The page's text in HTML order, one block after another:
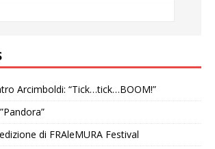
Arcimboldi: “Tick…tick…BOOM!”
di FRAleMURA Festival